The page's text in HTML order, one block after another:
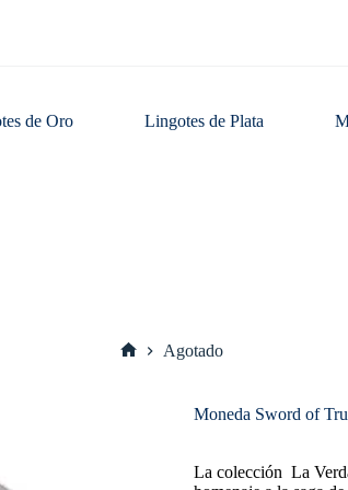
de Oro Lingotes de Plata
Agotado
Moneda Sword of
La colección La